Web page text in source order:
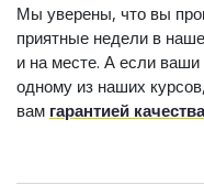
Мы уверены, что вы
приятные недели в
и на месте. А если
одному из наших
вам гарантией качества